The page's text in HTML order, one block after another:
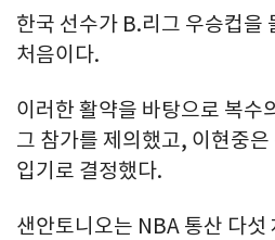
한국 선수가 B.리그 우승컵을
처음이다.
이러한 활약을 바탕으로 복수
그 참가를 제의했고, 이현중
입기로 결정했다.
샌안토니오는 NBA 통산 다섯